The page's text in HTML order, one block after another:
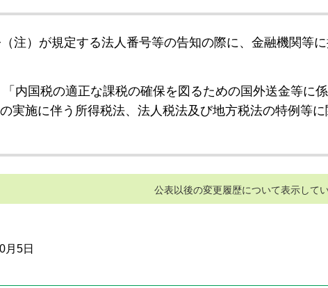
注）が規定する法人番号等の告知の際に、金融機関等
内国税の適正な課税の確保を図るための国外送金等に
実施に伴う所得税法、法人税法及び地方税法の特例等に
公表以後の変更履歴について表示してい
月5日